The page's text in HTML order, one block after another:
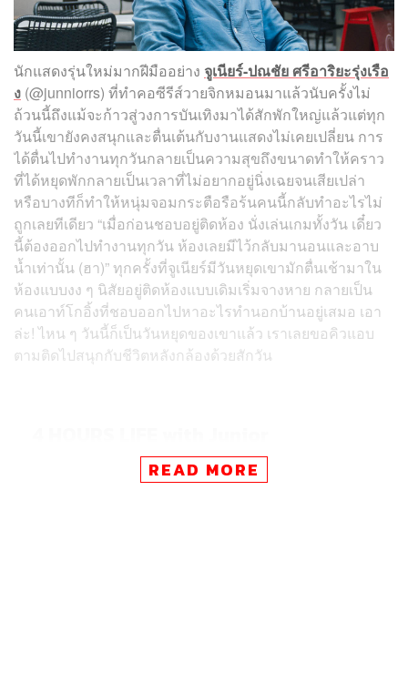
นักแสดงรุ่นใหม่มากฝีมืออย่าง จูเนียร์-ปณชัย ศรีอาริยะรุ่งเรือ
ง (@junniorrs) ที่ทำคอซีรีส์วายจิกหมอนมาแล้วนับครั้งไม่
ถ้วนนี้ถึงแม้จะก้าวสู่วงการบันเทิงมาได้สักพักใหญ่แล้วแต่ทุก
วันนี้เขายังคงสนุกและตื่นเต้นกับงานแสดงไม่เคยเปลี่ยน การ
ได้ตื่นไปทำงานทุกวันกลายเป็นความสุขถึงขนาดทำให้คราว
ที่ได้หยุดพักกลายเป็นเวลาที่ไม่อยากอยู่นิ่งเฉยจนเสียเปล่า
หรือบางทีก็ทำให้หนุ่มจอมกระตือรือร้นคนนี้กลับทำอะไรไม่
ถูกเลยทีเดียว “เมื่อก่อนชอบอยู่ติดห้อง นั่งเล่นเกมทั้งวัน เดี๋ยว
นี้ต้องออกไปทำงานทุกวัน ห้องเลยมีไว้กลับมานอนและอาบ
น้ำเท่านั้น (ฮา)” ทุกครั้งที่จูเนียร์มีวันหยุดเขามักตื่นเช้ามาใน
ห้องแบบงง ๆ นิสัยอยู่ติดห้องแบบเดิมเริ่มจางหาย กลายเป็น
คนเอาท์โกอิ้งที่ชอบออกไปหาอะไรทำนอกบ้านอยู่เสมอ เอา
ล่ะ! ไหน ๆ วันนี้ก็เป็นวันหยุดของเขาแล้ว เราเลยขอคิวแอบ
ตามติดไปสนุกกับชีวิตหลังกล้องด้วยสักวัน
เจ้ยุ ต้มเลือดหมู จุฬาฯ 50 (สามย่าน)
READ MORE